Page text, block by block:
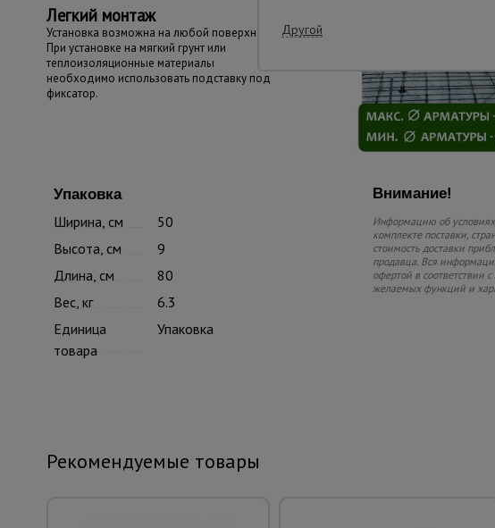
Легкий монтаж
Установка возможна на любой поверхности.
При установке на мягкий грунт или
теплоизоляционные материалы
необходимо использовать подставку под
фиксатор.
Упаковка
Ширина, см
50
Высота, см
9
Длина, см
80
Вес, кг
6.3
Единица
товара
Упаковка
Внимание!
Информацию об условиях
комплекте поставки,
стоимость доставки
продавца. Вся
офертой в соответствии
желаемых функций и
Рекомендуемые товары
Другой